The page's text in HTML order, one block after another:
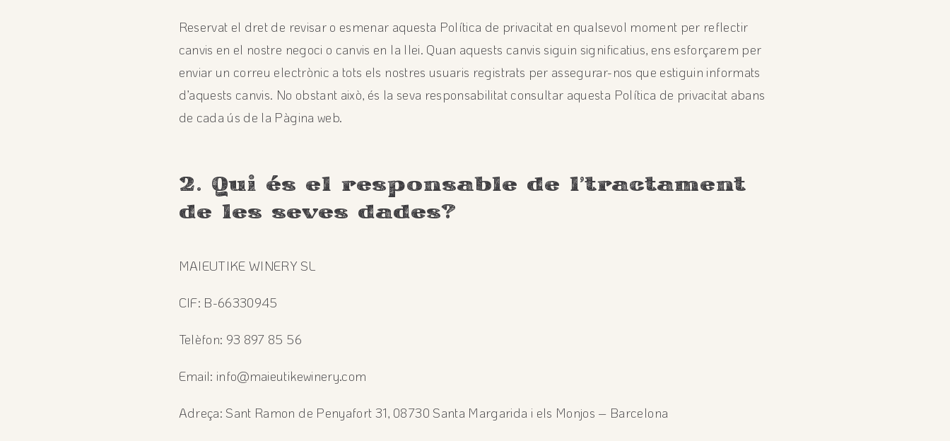
Reservat el dret de revisar o esmenar aquesta Política de privacitat en qualsevol moment per reflectir
canvis en el nostre negoci o canvis en la llei. Quan aquests canvis siguin significatius, ens esforçarem per
enviar un correu electrònic a tots els nostres usuaris registrats per assegurar-nos que estiguin informats
d’aquests canvis. No obstant això, és la seva responsabilitat consultar aquesta Política de privacitat abans
de cada ús de la Pàgina web.
2. Qui és el responsable de l’tractament
de les seves dades?
MAIEUTIKE WINERY SL
CIF: B-66330945
Telèfon: 93 897 85 56
Email: info@maieutikewinery.com
Adreça: Sant Ramon de Penyafort 31, 08730 Santa Margarida i els Monjos – Barcelona